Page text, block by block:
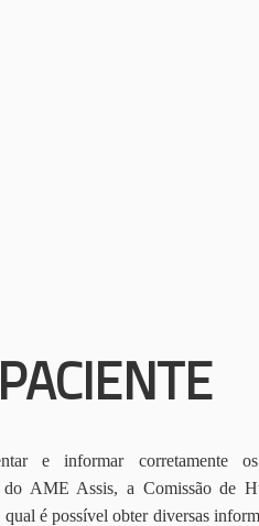
e informar corretamente os
do AME Assis, a Comissão de
é possível obter diversas